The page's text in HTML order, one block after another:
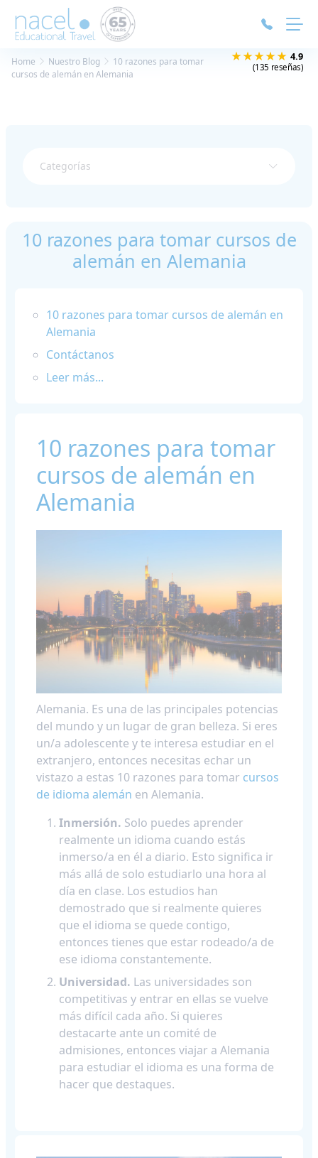
★★★★★ 4.9
(135 reseñas)
Home Nuestro Blog
10 razones para tomar
cursos de alemán en Alemania
Categorías
10 razones para tomar cursos de
alemán en Alemania
10 razones para tomar cursos de alemán en
Alemania
Contáctanos
Leer más...
10 razones para tomar
cursos de alemán en
Alemania
Alemania. Es una de las principales potencias
del mundo y un lugar de gran belleza. Si eres
un/a adolescente y te interesa estudiar en el
extranjero, entonces necesitas echar un
vistazo a estas 10 razones para tomar cursos
de idioma alemán en Alemania.
Inmersión. Solo puedes aprender
realmente un idioma cuando estás
inmerso/a en él a diario. Esto significa ir
más allá de solo estudiarlo una hora al
día en clase. Los estudios han
demostrado que si realmente quieres
que el idioma se quede contigo,
entonces tienes que estar rodeado/a de
ese idioma constantemente.
Universidad. Las universidades son
competitivas y entrar en ellas se vuelve
más difícil cada año. Si quieres
destacarte ante un comité de
admisiones, entonces viajar a Alemania
para estudiar el idioma es una forma de
hacer que destaques.​
Panel de gestión de cookies